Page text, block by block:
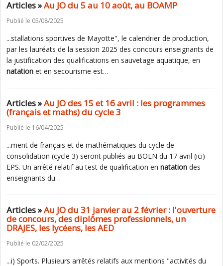
Articles »Au JO du 5 au 10 août, au BOAMP
Publié le 05/08/2025
...stallations sportives de Mayotte", le calendrier de production,
par les lauréats de la session 2025 des concours enseignants de
la justification des qualifications en sauvetage aquatique, en
natation et en secourisme est…
Articles »Au JO des 15 et 16 avril : les programmes
(français et maths) du cycle 3
Publié le 16/04/2025
...ment de français et de mathématiques du cycle de
consolidation (cycle 3) seront publiés au BOEN du 17 avril (ici)
EPS. Un arrêté relatif au test de qualification en natation des
enseignants du…
Articles »Au JO du 31 janvier au 2 février : l'ouverture
de concours, des diplômes professionnels, un
DRAJES, les lycéens, les AED
Publié le 02/02/2025
...i) Sports. Plusieurs arrêtés relatifs aux mentions "activités du